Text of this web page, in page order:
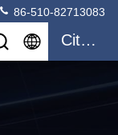
86-510-82713083
Citazione